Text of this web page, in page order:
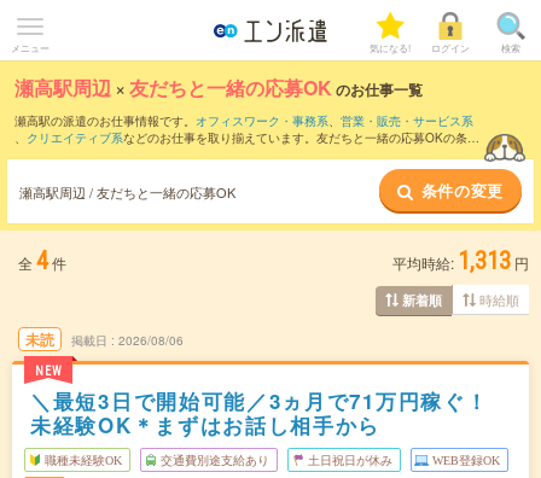
メニュー 気になる! ログイン 検索
瀬高駅周辺 ×友だちと一緒の応募OK のお仕事一覧
瀬高駅の派遣のお仕事情報です。 オフィスワーク・事務系、 営業・販売・サービス系
、 クリエイティブ系などのお仕事を取り揃えています。友だちと一緒の応募OKの条件
瀬高駅周辺 / 友だちと一緒の応募OK 条件の変更
全 4件 平均時給: 1,313 円
新着順 時給順
未読
NEW
掲載日 2026/08/06
＼最短3日で開始可能／3ヵ月で71万円稼ぐ！
未経験OK＊まずはお話し相手から
職種未経験OK 交通費別途支給あり 土日祝日が休み WEB登録OK